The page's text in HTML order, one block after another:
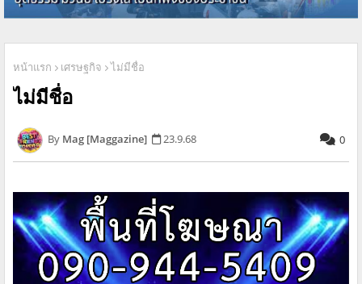
หน้าแรก เศรษฐกิจ ไม่มีชื่อ
ไม่มีชื่อ
Mag [Maggazine] 23.9.68 0